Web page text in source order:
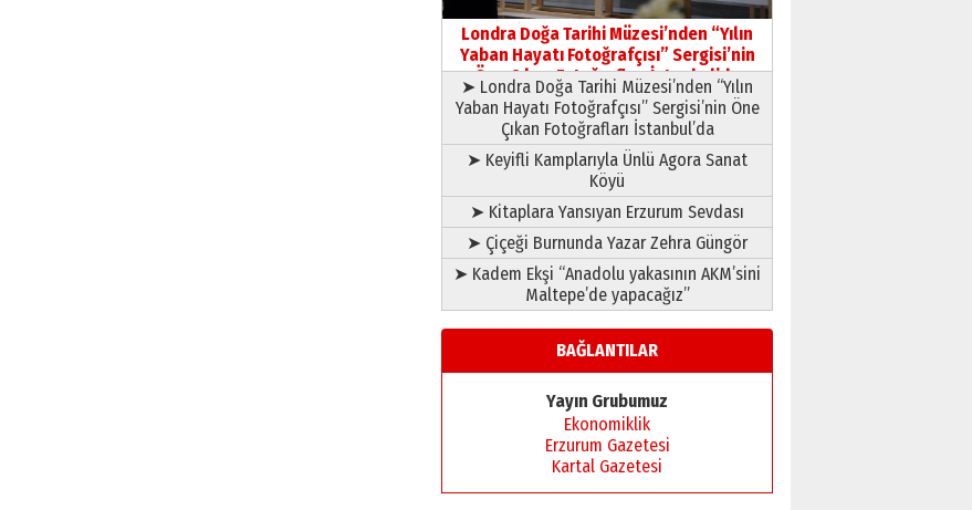
Şampiyonluk Sebahattin
Şirin’e yazar
11 Mayıs 2026 Pazartesi
Londra Doğa Tarihi Müzesi’nden “Yılın
Yaban Hayatı Fotoğrafçısı” Sergisi’nin
Öne Çıkan Fotoğrafları İstanbul’da
➤ Londra Doğa Tarihi Müzesi’nden “Yılın
Yaban Hayatı Fotoğrafçısı” Sergisi’nin Öne
Çıkan Fotoğrafları İstanbul’da
➤ Keyifli Kamplarıyla Ünlü Agora Sanat
Köyü
➤ Kitaplara Yansıyan Erzurum Sevdası
➤ Çiçeği Burnunda Yazar Zehra Güngör
➤ Kadem Ekşi “Anadolu yakasının AKM’sini
Maltepe’de yapacağız”
BAĞLANTILAR
Yayın Grubumuz
Ekonomiklik
Erzurum Gazetesi
Kartal Gazetesi